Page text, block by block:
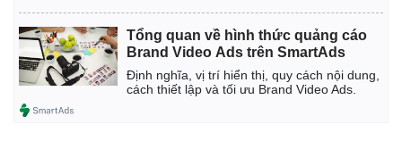
Tổng quan về hình thức quảng cáo
Brand Video Ads trên SmartAds
Định nghĩa, vị trí hiển thị, quy cách nội dung,
cách thiết lập và tối ưu Brand Video Ads.